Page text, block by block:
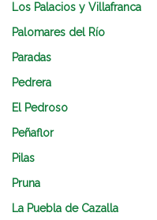
Los Palacios y Villafranca
Palomares del Río
Paradas
Pedrera
El Pedroso
Peñaflor
Pilas
Pruna
La Puebla de Cazalla